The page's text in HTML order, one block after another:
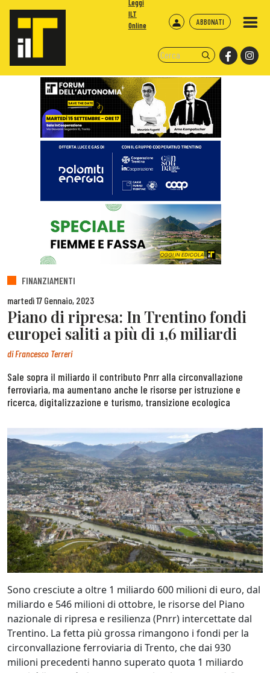
ABBONATI
Leggi
ILT
Online
FINANZIAMENTI
martedì 17 Gennaio, 2023
Piano di ripresa: In Trentino fondi
europei saliti a più di 1,6 miliardi
diFrancesco Terreri
Sale sopra il miliardo il contributo Pnrr alla circonvallazione
ferroviaria, ma aumentano anche le risorse per istruzione e
ricerca, digitalizzazione e turismo, transizione ecologica
Sono cresciute a oltre 1 miliardo 600 milioni di euro, dal
miliardo e 546 milioni di ottobre, le risorse del Piano
nazionale di ripresa e resilienza (Pnrr) intercettate dal
Trentino. La fetta più grossa rimangono i fondi per la
circonvallazione ferroviaria di Trento, che dai 930
milioni precedenti hanno superato quota 1 miliardo